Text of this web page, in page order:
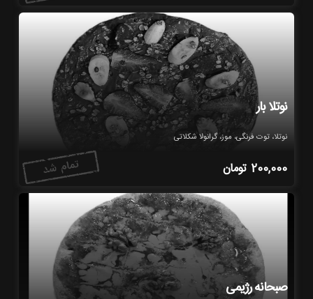
نوتلا بار
نوتلا، توت فرنگی، موز، گرانولا شکلاتی
200,000 تومان
صبحانه رژیمی